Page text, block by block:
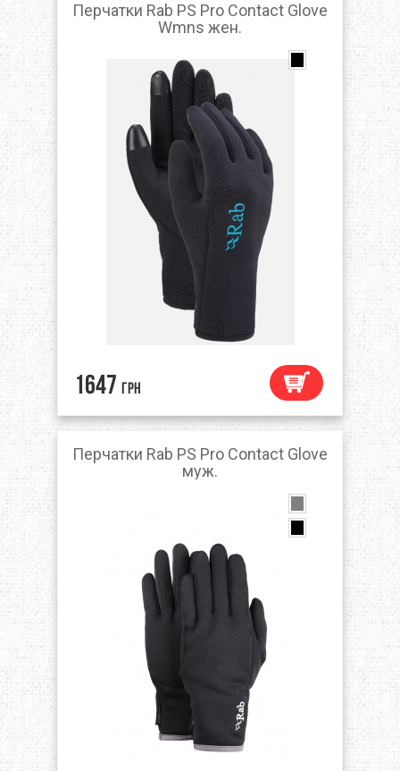
Перчатки Rab PS Pro Contact Glove
Wmns жен.
1647 грн
Перчатки Rab PS Pro Contact Glove
муж.